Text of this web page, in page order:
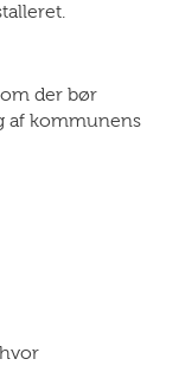
der bør
af kommunens